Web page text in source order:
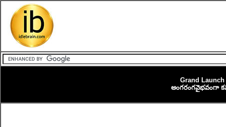
Grand
అంగరంగవైభవంగా